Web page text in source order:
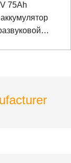
75Ah